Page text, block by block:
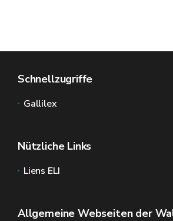
Schnellzugriffe
Gallilex
Nützliche Links
Liens ELI
Allgemeine Webseiten der